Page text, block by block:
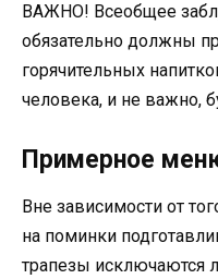
ВАЖНО! Всеобщее
обязательно должны
горячительных
человека, и не важно,
Примерное
Вне зависимости от
на поминки
трапезы исключаются